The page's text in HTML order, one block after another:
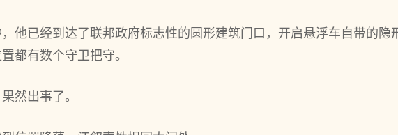
他已经到达了联邦政府标志性的圆形建筑门口，开启悬浮车自带的隐
都有数个守卫把守。
然出事了。